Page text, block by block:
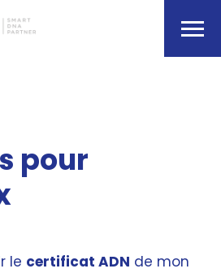
pour
le certificat ADN de mon